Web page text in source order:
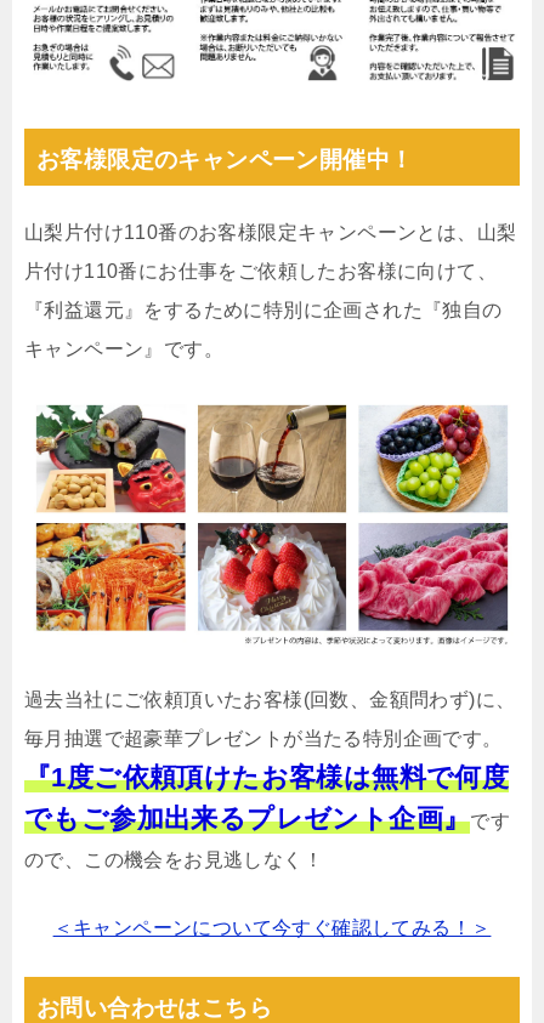
お客様限定のキャンペーン開催中！
山梨片付け110番のお客様限定キャンペーンとは、山梨
片付け110番にお仕事をご依頼したお客様に向けて、
『利益還元』をするために特別に企画された『独自の
キャンペーン』です。
過去当社にご依頼頂いたお客様(回数、金額問わず)に、
毎月抽選で超豪華プレゼントが当たる特別企画です。
『1度ご依頼頂けたお客様は無料で何度
でもご参加出来るプレゼント企画』です
ので、この機会をお見逃しなく！
＜キャンペーンについて今すぐ確認してみる！＞
お問い合わせはこちら